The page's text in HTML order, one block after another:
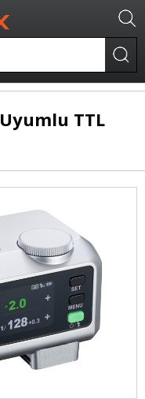
Canon Uyumlu Flaşlar
TTL